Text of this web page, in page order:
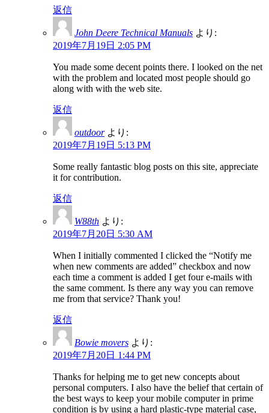
返信
John Deere Technical Manuals より:
2019年7月19日 2:05 PM
You made some decent points there. I looked on the net
with the problem and located most people should go
along with with the web site.
返信
outdoor より:
2019年7月19日 5:13 PM
Some really fantastic blog posts on this site, appreciate
it for contribution.
返信
W88th より:
2019年7月20日 5:30 AM
When I initially commented I clicked the “Notify me
when new comments are added” checkbox and now
each time a comment is added I get four e-mails with
the same comment. Is there any way you can remove
me from that service? Thank you!
返信
Bowie movers より:
2019年7月20日 1:44 PM
Thanks for helping me to get new concepts about
personal computers. I also have the belief that certain of
the best ways to keep your mobile computer in prime
condition is by using a hard plastic-type material case,